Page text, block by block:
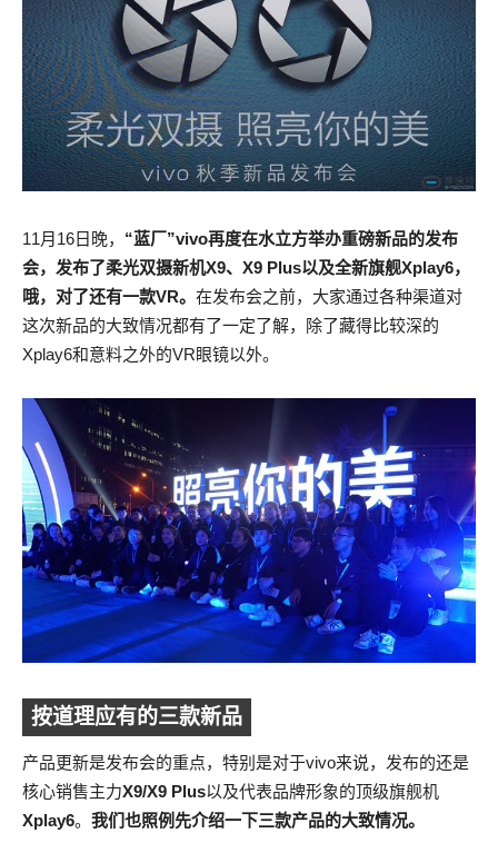
11月16日晚， “蓝厂”vivo再度在水立方举办重磅新品的发布
会，发布了柔光双摄新机X9、X9 Plus以及全新旗舰Xplay6，
哦，对了还有一款VR。 在发布会之前，大家通过各种渠道对
这次新品的大致情况都有了一定了解，除了藏得比较深的
Xplay6和意料之外的VR眼镜以外。
按道理应有的三款新品
产品更新是发布会的重点，特别是对于vivo来说，发布的还是
核心销售主力X9/X9 Plus以及代表品牌形象的顶级旗舰机
Xplay6。 我们也照例先介绍一下三款产品的大致情况。